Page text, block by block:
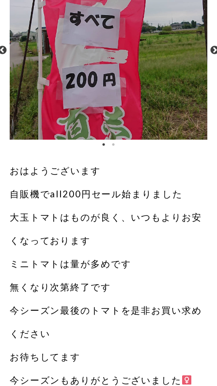
おはようございます
自販機でall200円セール始まりました
大玉トマトはものが良く、いつもよりお安
くなっております️
ミニトマトは量が多めです
無くなり次第終了です
今シーズン最後のトマトを是非お買い求め
ください
お待ちしてます️
今シーズンもありがとうございました‍